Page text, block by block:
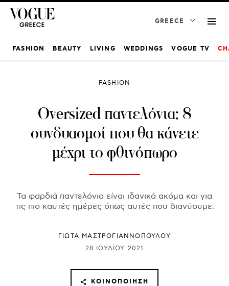
GREECE
FASHION BEAUTY LIVING WEDDINGS VOGUE TV
FASHION
Oversized παντελόνια: 8
συνδυασμοί που θα κάνετε
μέχρι το φθινόπωρο
Τα φαρδιά παντελόνια είναι ιδανικά ακόμα και για
τις πιο καυτές ημέρες όπως αυτές που διανύουμε.
ΓΙΩΤΑ ΜΑΣΤΡΟΓΙΑΝΝΟΠΟΥΛΟΥ
28 ΙΟΥΛΊΟΥ 2021
ΚΟΙΝΟΠΟΊΗΣΗ